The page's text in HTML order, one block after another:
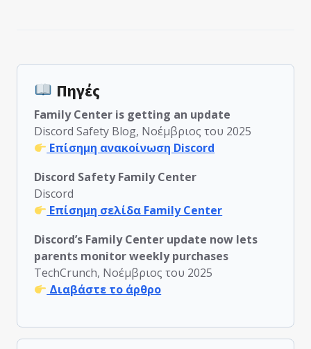
Πηγές
Family Center is getting an update
Discord Safety Blog, Νοέμβριος του 2025
Επίσημη ανακοίνωση Discord
Discord Safety Family Center
Discord
Επίσημη σελίδα Family Center
Discord’s Family Center update now lets
parents monitor weekly purchases
TechCrunch, Νοέμβριος του 2025
Διαβάστε το άρθρο